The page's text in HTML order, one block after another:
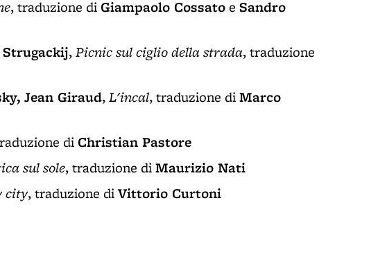
, traduzione di Giampaolo Cossato e Sandro
,Picnic sul ciglio della strada, traduzione
Jean Giraud,L'incal, traduzione diMarco
di Christian Pastore
sul sole, traduzione diMaurizio Nati
city, traduzione diVittorio Curtoni